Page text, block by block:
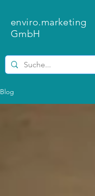
enviro.marketing
GmbH
Blog